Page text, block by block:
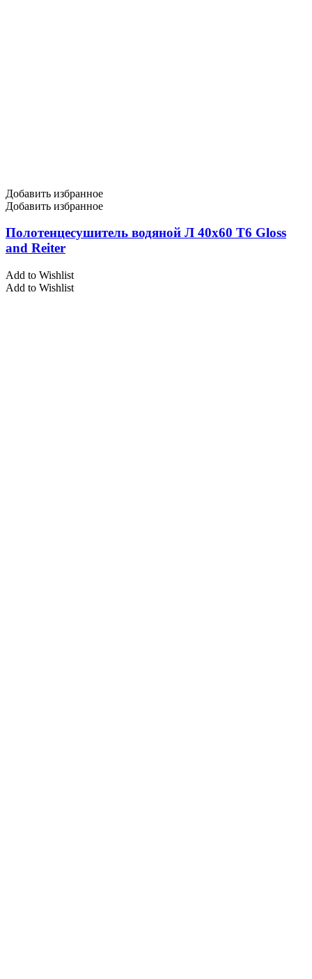
Добавить избранное
Добавить избранное
Полотенцесушитель водяной Л 40х60 Т6 Gloss
and Reiter
Add to Wishlist
Add to Wishlist